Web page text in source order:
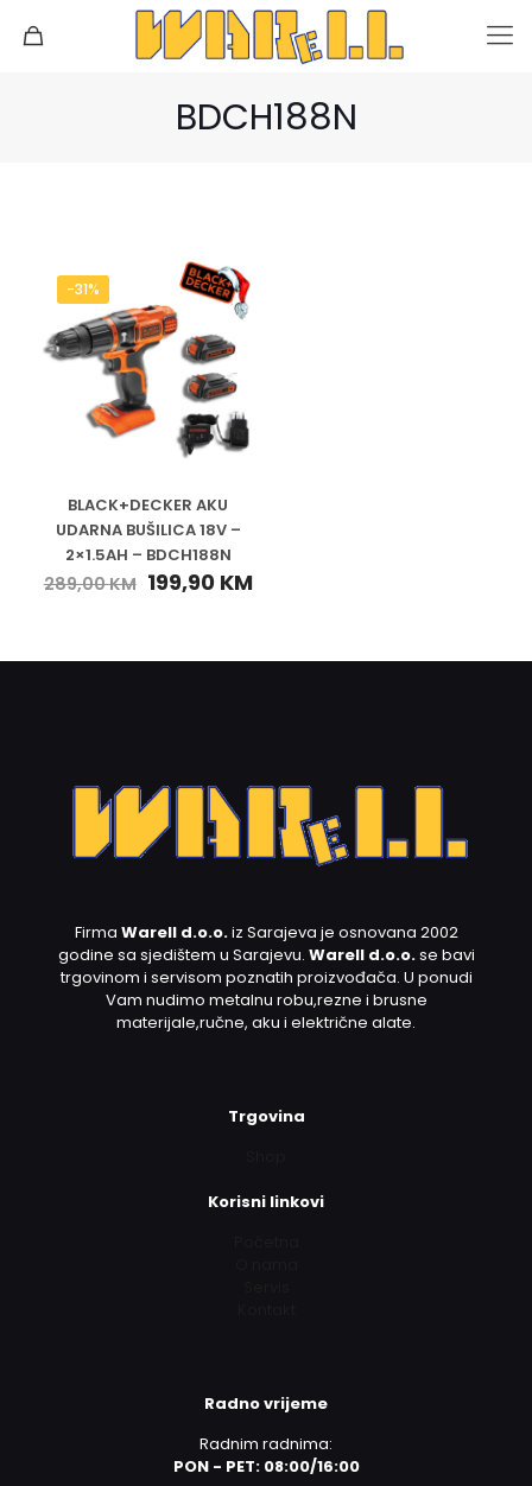
BDCH188N
-31%
BLACK+DECKER AKU
UDARNA BUŠILICA 18V –
2×1.5AH – BDCH188N
289,00KM 199,90 KM
Firma Warell d.o.o.iz Sarajeva je osnovana 2002
godine sa sjedištem u Sarajevu. Warell d.o.o.se bavi
trgovinom i servisom poznatih proizvođača. U ponudi
Vam nudimo metalnu robu,rezne i brusne
materijale,ručne, aku i električne alate.
Trgovina
Korisni linkovi
Radno vrijeme
Radnim radnima:
PON - PET: 08:00/16:00